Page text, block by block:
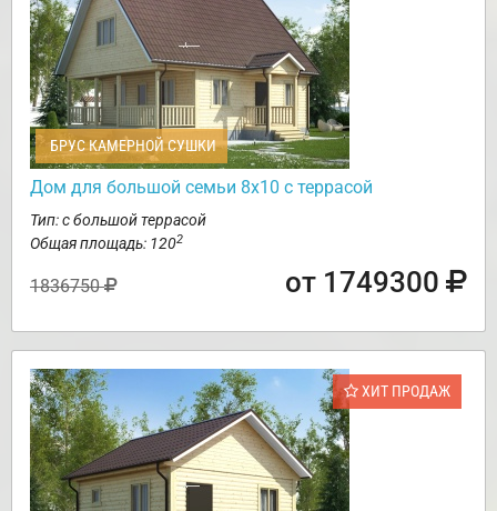
БРУС КАМЕРНОЙ СУШКИ
Дом для большой семьи 8х10 с террасой
Тип: с большой террасой
Общая площадь: 1202
1836750 от 1749300
ХИТ ПРОДАЖ